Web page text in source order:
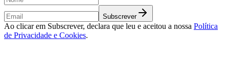
Subscrever
Ao clicar em Subscrever, declara que leu e aceitou a nossa Política
de Privacidade e Cookies.